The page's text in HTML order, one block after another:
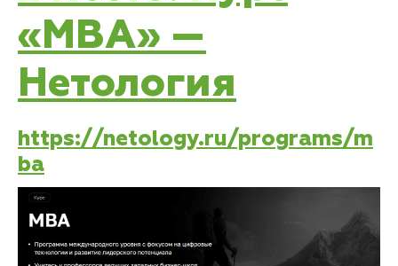
«MBA» —
Нетология
https://netology.ru/programs/m
ba